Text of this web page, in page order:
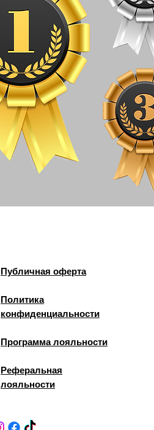
Публичная оферта
Политика
конфиденциальности
Программа лояльности
Реферальная
лояльности